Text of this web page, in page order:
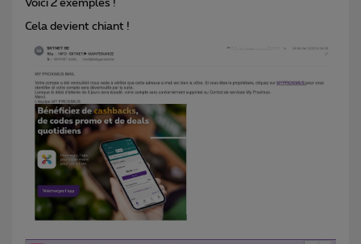
Voici 2 exemples !
Cela devient chiant !